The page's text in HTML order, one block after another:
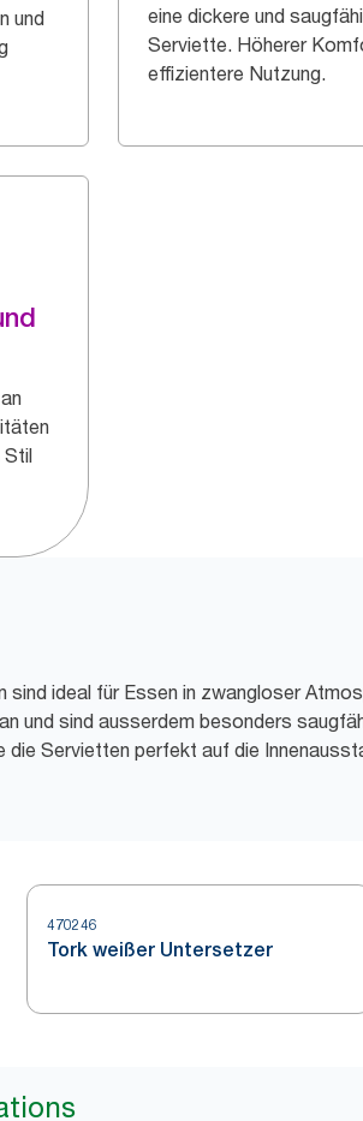
und
eine dickere und
Serviette. Höherer
effizientere Nutzung.
Stil
sind ideal für Essen in zwangloser
und sind ausserdem besonders
die Servietten perfekt auf die
470246
Tork weißer Untersetzer